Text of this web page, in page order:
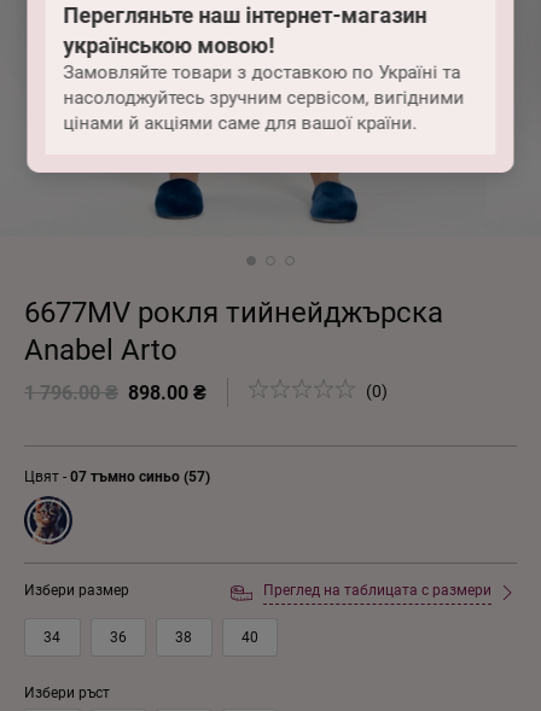
Перегляньте наш інтернет-магазин
українською мовою!
Замовляйте товари з доставкою по Україні та
насолоджуйтесь зручним сервісом, вигідними
цінами й акціями саме для вашої країни.
6677MV рокля тийнейджърска
Anabel Arto
1 796.00 ₴ 898.00 ₴ (0)
Цвят - 07 тъмно синьо (57)
Избери размер Преглед на таблицата с размери
34 36 38 40
Избери ръст